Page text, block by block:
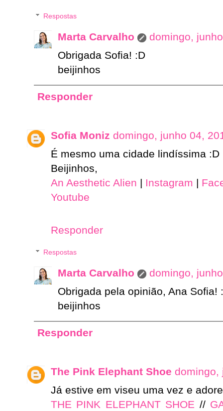
Respostas
Marta Carvalho
domingo,
Obrigada Sofia! :D
beijinhos
Responder
Sofia Moniz domingo, junho 04,
É mesmo uma cidade lindíssima :D
Beijinhos,
An Aesthetic Alien | Instagram |
Youtube
Responder
Respostas
Marta Carvalho
domingo,
Obrigada pela opinião, Ana Sofia!
beijinhos
Responder
The Pink Elephant Shoe domingo,
Já estive em viseu uma vez e
THE PINK ELEPHANT SHOE //